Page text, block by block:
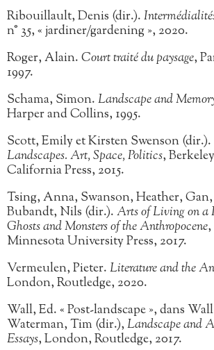
Ribouillault, Denis (dir.).
n° 35, « jardiner/gardening », 2020.
Roger, Alain.Court traité du paysage,
1997.
Schama, Simon.Landscape and
Harper and Collins, 1995.
Scott, Emily et Kirsten Swenson (dir.).
Landscapes. Art, Space, Politics,
California Press, 2015.
Tsing, Anna, Swanson, Heather,
Bubandt, Nils (dir.).Arts of Living on a
Ghosts and Monsters of the Anthropocene
Minnesota University Press, 2017.
Vermeulen, Pieter.Literature and the
London, Routledge, 2020.
Wall, Ed. « Post-landscape », dans
Waterman, Tim (dir.),Landscape and
Essays, London, Routledge, 2017.